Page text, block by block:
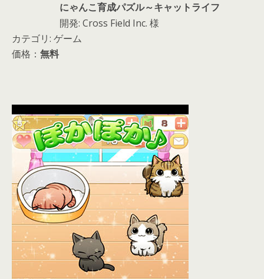
にゃんこ育成パズル～キャットライフ
開発: Cross Field Inc. 様
カテゴリ: ゲーム
価格： 無料